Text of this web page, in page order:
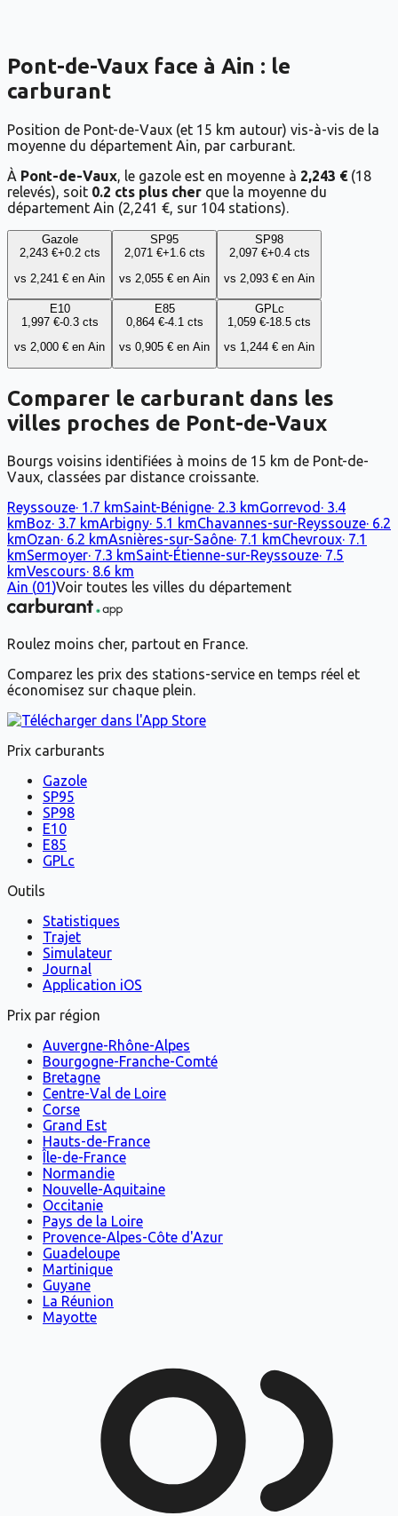
Pont-de-Vaux face à Ain : le
carburant
Position de Pont-de-Vaux (et 15 km autour) vis-à-vis de la
moyenne du département Ain, par carburant.
À Pont-de-Vaux, le gazole est en moyenne à 2,243 € (18
relevés), soit 0.2 cts plus cher que la moyenne du
département Ain (2,241 €, sur 104 stations).
Gazole
2,243 €+0.2cts
vs 2,241 € en Ain
SP95
2,071 €+1.6cts
vs 2,055 € en Ain
SP98
2,097 €+0.4cts
vs 2,093 € en Ain
E10
1,997 €-0.3cts
vs 2,000 € en Ain
E85
0,864 €-4.1cts
vs 0,905 € en Ain
GPLc
1,059 €-18.5 cts
vs 1,244 € en Ain
Comparer le carburant dans les
villes proches de Pont-de-Vaux
Bourgs voisins identifiées à moins de 15 km de Pont-de-
Vaux, classées par distance croissante.
Reyssouze· 1.7 kmSaint-Bénigne· 2.3 kmGorrevod · 3.4
kmBoz· 3.7 kmArbigny· 5.1 kmChavannes-sur-Reyssouze· 6.2
kmOzan· 6.2 kmAsnières-sur-Saône· 7.1 kmChevroux· 7.1
kmSermoyer· 7.3 kmSaint-Étienne-sur-Reyssouze· 7.5
kmVescours· 8.6 km
Ain (01 )Voir toutes les villes du département
Roulez moins cher, partout en France.
Comparez les prix des stations-service en temps réel et
économisez sur chaque plein.
Prix carburants
Gazole
SP95
SP98
E10
E85
GPLc
Outils
Statistiques
Trajet
Simulateur
Journal
Application iOS
Prix par région
Auvergne-Rhône-Alpes
Bourgogne-Franche-Comté
Bretagne
Centre-Val de Loire
Corse
Grand Est
Hauts-de-France
Île-de-France
Normandie
Nouvelle-Aquitaine
Occitanie
Pays de la Loire
Provence-Alpes-Côte d'Azur
Guadeloupe
Martinique
Guyane
La Réunion
Mayotte